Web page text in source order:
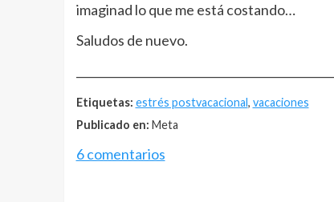
imaginad lo que me está costando…
Saludos de nuevo.
Etiquetas: estrés postvacacional, vacaciones
Publicado en: Meta
6 comentarios